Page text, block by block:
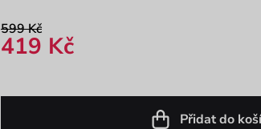
599 Kč
419 Kč
Přidat do